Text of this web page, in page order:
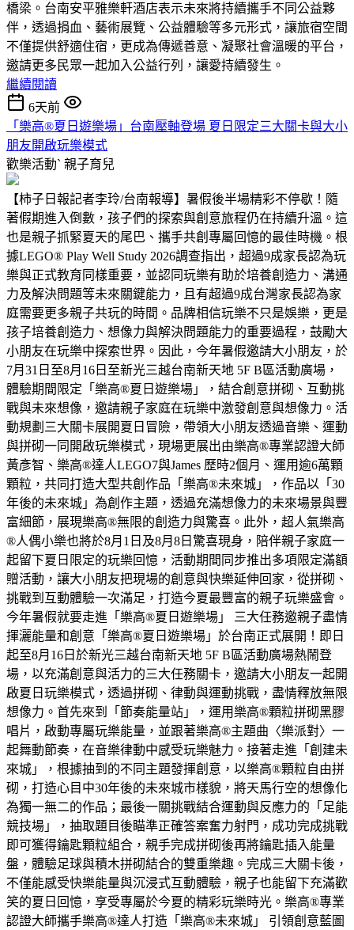
橋梁。台南安平雅樂軒酒店表示未來將持續攜手不同公益夥
伴，透過捐血、藝術展覽、公益體驗等多元形式，讓旅宿空間
不僅提供舒適住宿，更成為傳遞善意、凝聚社會溫暖的平台，
邀請更多民眾一起加入公益行列，讓愛持續發生。
繼續閱讀
6天前
「樂高®夏日遊樂場」台南壓軸登場 夏日限定三大關卡與大小
朋友開啟玩樂模式
歡樂活動ˋ 親子育兒
【柿子日報記者李玲/台南報導】暑假後半場精彩不停歇！隨
著假期進入倒數，孩子們的探索與創意旅程仍在持續升溫。這
也是親子抓緊夏天的尾巴、攜手共創專屬回憶的最佳時機。根
據LEGO® Play Well Study 2026調查指出，超過9成家長認為玩
樂與正式教育同樣重要，並認同玩樂有助於培養創造力、溝通
力及解決問題等未來關鍵能力，且有超過9成台灣家長認為家
庭需要更多親子共玩的時間。品牌相信玩樂不只是娛樂，更是
孩子培養創造力、想像力與解決問題能力的重要過程，鼓勵大
小朋友在玩樂中探索世界。因此，今年暑假邀請大小朋友，於
7月31日至8月16日至新光三越台南新天地 5F B區活動廣場，
體驗期間限定「樂高®夏日遊樂場」，結合創意拼砌、互動挑
戰與未來想像，邀請親子家庭在玩樂中激發創意與想像力。活
動規劃三大關卡展開夏日冒險，帶領大小朋友透過音樂、運動
與拼砌一同開啟玩樂模式，現場更展出由樂高®專業認證大師
黃彥智、樂高®達人LEGO7與James 歷時2個月、運用逾6萬顆
顆粒，共同打造大型共創作品「樂高®未來城」，作品以「30
年後的未來城」為創作主題，透過充滿想像力的未來場景與豐
富細節，展現樂高®無限的創造力與驚喜。此外，超人氣樂高
®人偶小樂也將於8月1日及8月8日驚喜現身，陪伴親子家庭一
起留下夏日限定的玩樂回憶，活動期間同步推出多項限定滿額
贈活動，讓大小朋友把現場的創意與快樂延伸回家，從拼砌、
挑戰到互動體驗一次滿足，打造今夏最豐富的親子玩樂盛會。
今年暑假就要走進「樂高®夏日遊樂場」 三大任務邀親子盡情
揮灑能量和創意「樂高®夏日遊樂場」於台南正式展開！即日
起至8月16日於新光三越台南新天地 5F B區活動廣場熱鬧登
場，以充滿創意與活力的三大任務關卡，邀請大小朋友一起開
啟夏日玩樂模式，透過拼砌、律動與運動挑戰，盡情釋放無限
想像力。首先來到「節奏能量站」，運用樂高®顆粒拼砌黑膠
唱片，啟動專屬玩樂能量，並跟著樂高®主題曲〈樂派對〉一
起舞動節奏，在音樂律動中感受玩樂魅力。接著走進「創建未
來城」，根據抽到的不同主題發揮創意，以樂高®顆粒自由拼
砌，打造心目中30年後的未來城市樣貌，將天馬行空的想像化
為獨一無二的作品；最後一關挑戰結合運動與反應力的「足能
競技場」，抽取題目後瞄準正確答案奮力射門，成功完成挑戰
即可獲得鑰匙顆粒組合，親手完成拼砌後再將鑰匙插入能量
盤，體驗足球與積木拼砌結合的雙重樂趣。完成三大關卡後，
不僅能感受快樂能量與沉浸式互動體驗，親子也能留下充滿歡
笑的夏日回憶，享受專屬於今夏的精彩玩樂時光。樂高®專業
認證大師攜手樂高®達人打造「樂高®未來城」 引領創意藍圖